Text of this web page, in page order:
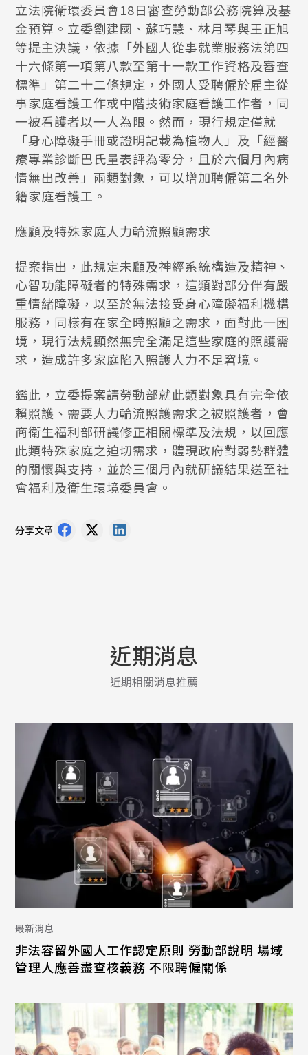
立法院衛環委員會18日審查勞動部公務院算及基
金預算。立委劉建國、蘇巧慧、林月琴與王正旭
等提主決議，依據「外國人從事就業服務法第四
十六條第一項第八款至第十一款工作資格及審查
標準」第二十二條規定，外國人受聘僱於雇主從
事家庭看護工作或中階技術家庭看護工作者，同
一被看護者以一人為限。然而，現行規定僅就
「身心障礙手冊或證明記載為植物人」及「經醫
療專業診斷巴氏量表評為零分，且於六個月內病
情無出改善」兩類對象，可以增加聘僱第二名外
籍家庭看護工。
應顧及特殊家庭人力輪流照顧需求
提案指出，此規定未顧及神經系統構造及精神、
心智功能障礙者的特殊需求，這類對部分伴有嚴
重情緒障礙，以至於無法接受身心障礙福利機構
服務，同樣有在家全時照顧之需求，面對此一困
境，現行法規顯然無完全滿足這些家庭的照護需
求，造成許多家庭陷入照護人力不足窘境。
鑑此，立委提案請勞動部就此類對象具有完全依
賴照護、需要人力輪流照護需求之被照護者，會
商衛生福利部研議修正相關標準及法規，以回應
此類特殊家庭之迫切需求，體現政府對弱勢群體
的關懷與支持，並於三個月內就研議結果送至社
會福利及衛生環境委員會。
分享文章
近期消息
近期相關消息推薦
最新消息
非法容留外國人工作認定原則 勞動部說明 場域
管理人應善盡查核義務 不限聘僱關係